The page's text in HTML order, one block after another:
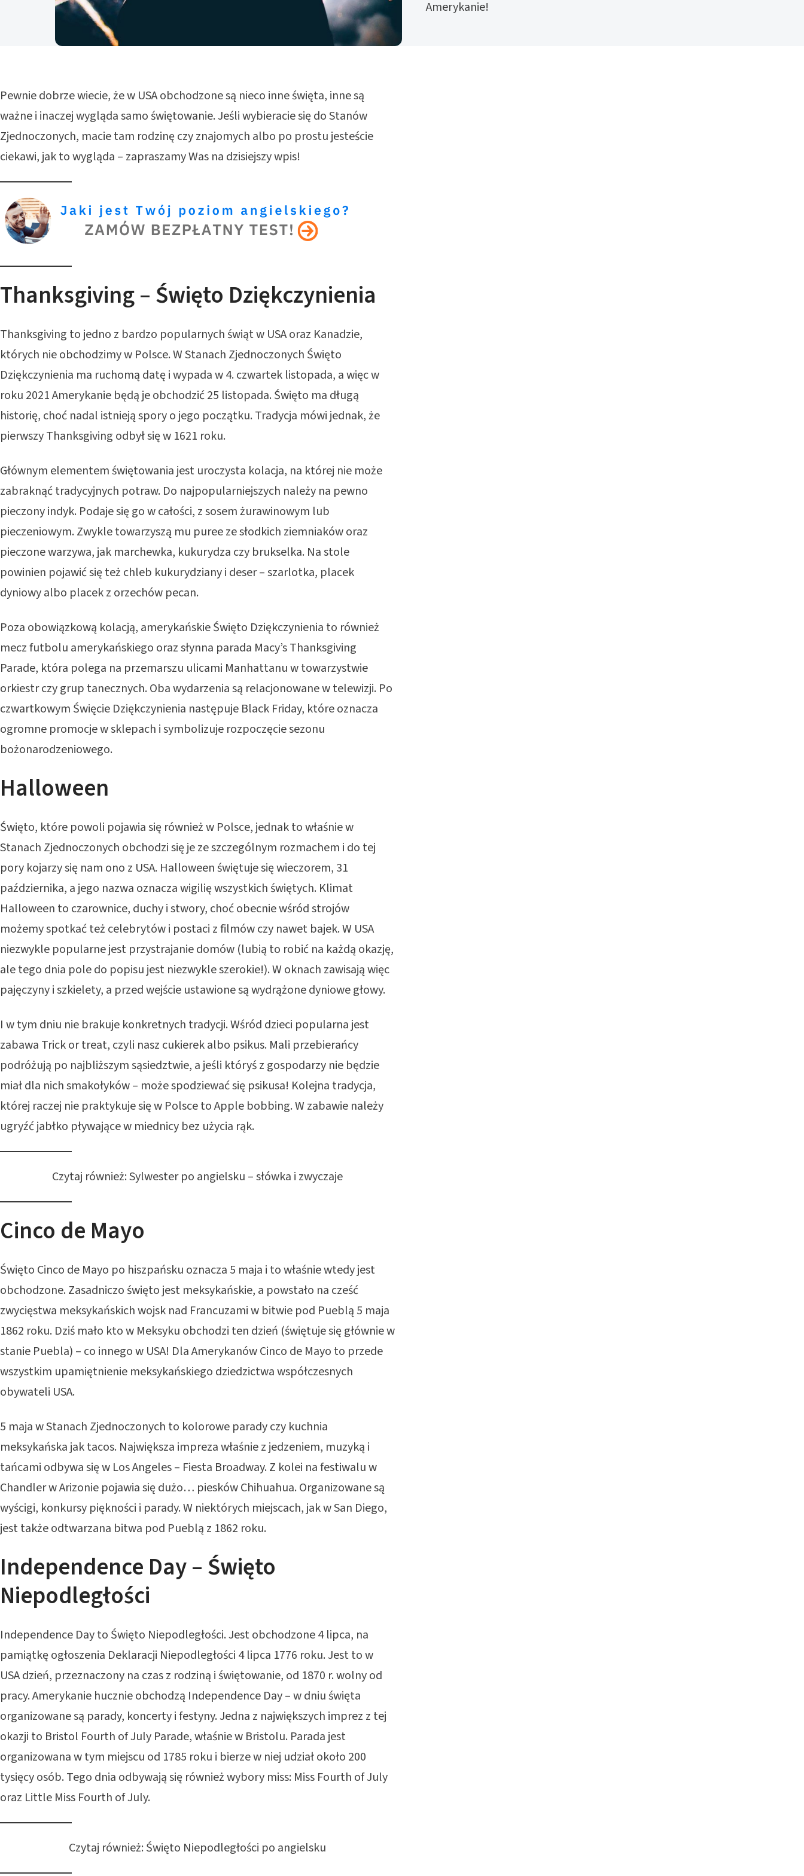
Amerykanie!
Pewnie dobrze wiecie, że w USA obchodzone są nieco inne święta, inne są
ważne i inaczej wygląda samo świętowanie. Jeśli wybieracie się do Stanów
Zjednoczonych, macie tam rodzinę czy znajomych albo po prostu jesteście
ciekawi, jak to wygląda – zapraszamy Was na dzisiejszy wpis!
Thanksgiving – Święto Dziękczynienia
Thanksgiving to jedno z bardzo popularnych świąt w USA oraz Kanadzie,
których nie obchodzimy w Polsce. W Stanach Zjednoczonych Święto
Dziękczynienia ma ruchomą datę i wypada w 4. czwartek listopada, a więc w
roku 2021 Amerykanie będą je obchodzić 25 listopada. Święto ma długą
historię, choć nadal istnieją spory o jego początku. Tradycja mówi jednak, że
pierwszy Thanksgiving odbył się w 1621 roku.
Głównym elementem świętowania jest uroczysta kolacja, na której nie może
zabraknąć tradycyjnych potraw. Do najpopularniejszych należy na pewno
pieczony indyk. Podaje się go w całości, z sosem żurawinowym lub
pieczeniowym. Zwykle towarzyszą mu puree ze słodkich ziemniaków oraz
pieczone warzywa, jak marchewka, kukurydza czy brukselka. Na stole
powinien pojawić się też chleb kukurydziany i deser – szarlotka, placek
dyniowy albo placek z orzechów pecan.
Poza obowiązkową kolacją, amerykańskie Święto Dziękczynienia to również
mecz futbolu amerykańskiego oraz słynna parada Macy’s Thanksgiving
Parade, która polega na przemarszu ulicami Manhattanu w towarzystwie
orkiestr czy grup tanecznych. Oba wydarzenia są relacjonowane w telewizji. Po
czwartkowym Święcie Dziękczynienia następuje Black Friday, które oznacza
ogromne promocje w sklepach i symbolizuje rozpoczęcie sezonu
bożonarodzeniowego.
Halloween
Święto, które powoli pojawia się również w Polsce, jednak to właśnie w
Stanach Zjednoczonych obchodzi się je ze szczególnym rozmachem i do tej
pory kojarzy się nam ono z USA. Halloween świętuje się wieczorem, 31
października, a jego nazwa oznacza wigilię wszystkich świętych. Klimat
Halloween to czarownice, duchy i stwory, choć obecnie wśród strojów
możemy spotkać też celebrytów i postaci z filmów czy nawet bajek. W USA
niezwykle popularne jest przystrajanie domów (lubią to robić na każdą okazję,
ale tego dnia pole do popisu jest niezwykle szerokie!). W oknach zawisają więc
pajęczyny i szkielety, a przed wejście ustawione są wydrążone dyniowe głowy.
I w tym dniu nie brakuje konkretnych tradycji. Wśród dzieci popularna jest
zabawa Trick or treat, czyli nasz cukierek albo psikus. Mali przebierańcy
podróżują po najbliższym sąsiedztwie, a jeśli któryś z gospodarzy nie będzie
miał dla nich smakołyków – może spodziewać się psikusa! Kolejna tradycja,
której raczej nie praktykuje się w Polsce to Apple bobbing. W zabawie należy
ugryźć jabłko pływające w miednicy bez użycia rąk.
Czytaj również:Sylwester po angielsku – słówka i zwyczaje
Cinco de Mayo
Święto Cinco de Mayo po hiszpańsku oznacza 5 maja i to właśnie wtedy jest
obchodzone. Zasadniczo święto jest meksykańskie, a powstało na cześć
zwycięstwa meksykańskich wojsk nad Francuzami w bitwie pod Pueblą 5 maja
1862 roku. Dziś mało kto w Meksyku obchodzi ten dzień (świętuje się głównie w
stanie Puebla) – co innego w USA! Dla Amerykanów Cinco de Mayo to przede
wszystkim upamiętnienie meksykańskiego dziedzictwa współczesnych
obywateli USA.
5 maja w Stanach Zjednoczonych to kolorowe parady czy kuchnia
meksykańska jak tacos. Największa impreza właśnie z jedzeniem, muzyką i
tańcami odbywa się w Los Angeles – Fiesta Broadway. Z kolei na festiwalu w
Chandler w Arizonie pojawia się dużo… piesków Chihuahua. Organizowane są
wyścigi, konkursy piękności i parady. W niektórych miejscach, jak w San Diego,
jest także odtwarzana bitwa pod Pueblą z 1862 roku.
Independence Day – Święto
Niepodległości
Independence Day to Święto Niepodległości. Jest obchodzone 4 lipca, na
pamiątkę ogłoszenia Deklaracji Niepodległości 4 lipca 1776 roku. Jest to w
USA dzień, przeznaczony na czas z rodziną i świętowanie, od 1870 r. wolny od
pracy. Amerykanie hucznie obchodzą Independence Day – w dniu święta
organizowane są parady, koncerty i festyny. Jedna z największych imprez z tej
okazji to Bristol Fourth of July Parade, właśnie w Bristolu. Parada jest
organizowana w tym miejscu od 1785 roku i bierze w niej udział około 200
tysięcy osób. Tego dnia odbywają się również wybory miss: Miss Fourth of July
oraz Little Miss Fourth of July.
Czytaj również: Święto Niepodległości po angielsku